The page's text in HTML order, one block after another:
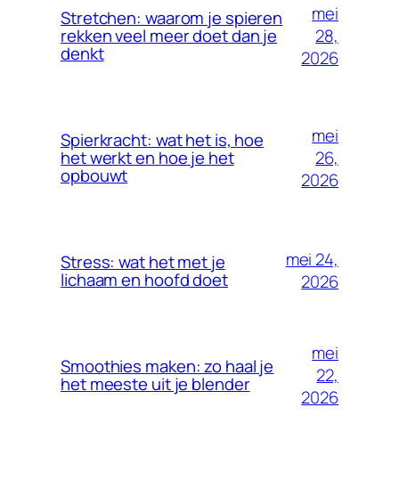
Stretchen: waarom je spieren
rekken veel meer doet dan je
denkt
mei
28,
2026
Spierkracht: wat het is, hoe
het werkt en hoe je het
opbouwt
mei
26,
2026
Stress: wat het met je
lichaam en hoofd doet
mei 24,
2026
Smoothies maken: zo haal je
het meeste uit je blender
mei
22,
2026